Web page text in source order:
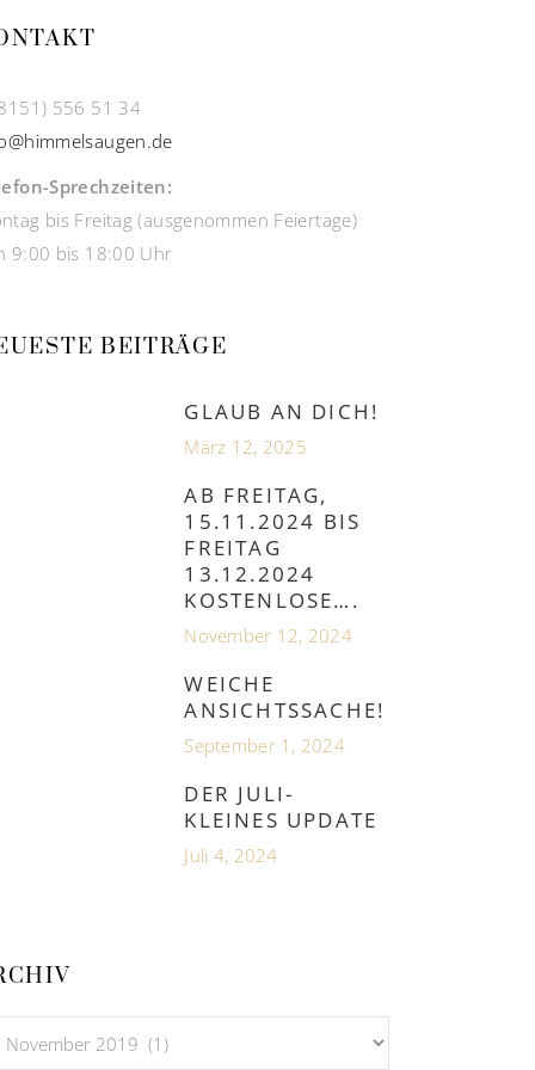
556 51 34
Sprechzeiten:
bis Freitag (ausgenommen Feiertage)
9:00 bis 18:00 Uhr
BEITRÄGE
GLAUB AN DICH!
März 12, 2025
AB FREITAG,
15.11.2024 BIS
FREITAG
13.12.2024
KOSTENLOSE….
November 12, 2024
WEICHE
ANSICHTSSACHE!
September 1, 2024
DER JULI-
KLEINES UPDATE
Juli 4, 2024